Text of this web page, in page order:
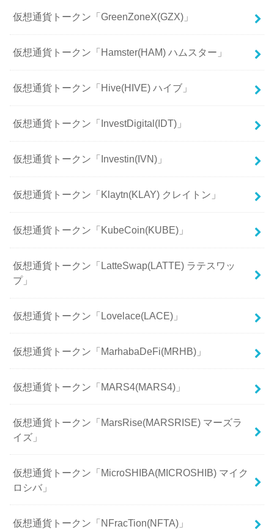
仮想通貨トークン「GreenZoneX(GZX)」
仮想通貨トークン「Hamster(HAM) ハムスター」
仮想通貨トークン「Hive(HIVE) ハイブ」
仮想通貨トークン「InvestDigital(IDT)」
仮想通貨トークン「Investin(IVN)」
仮想通貨トークン「Klaytn(KLAY) クレイトン」
仮想通貨トークン「KubeCoin(KUBE)」
仮想通貨トークン「LatteSwap(LATTE) ラテスワッ
プ」
仮想通貨トークン「Lovelace(LACE)」
仮想通貨トークン「MarhabaDeFi(MRHB)」
仮想通貨トークン「MARS4(MARS4)」
仮想通貨トークン「MarsRise(MARSRISE) マーズラ
イズ」
仮想通貨トークン「MicroSHIBA(MICROSHIB) マイク
ロシバ」
仮想通貨トークン「NFracTion(NFTA)」